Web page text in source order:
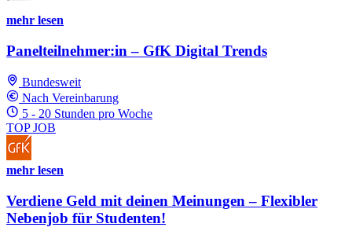
mehr lesen
Panelteilnehmer:in – GfK Digital Trends
Bundesweit
Nach Vereinbarung
5 - 20 Stunden pro Woche
TOP JOB
mehr lesen
Verdiene Geld mit deinen Meinungen – Flexibler
Nebenjob für Studenten!